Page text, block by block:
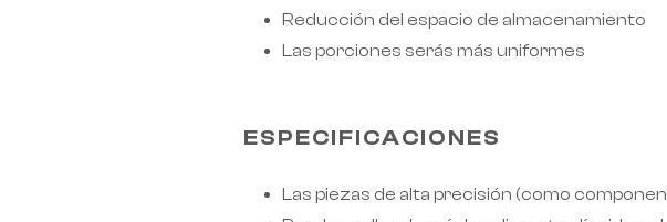
Reducción del espacio de almacenamiento
Las porciones serás más uniformes
ESPECIFICACIONES
Las piezas de alta precisión (como